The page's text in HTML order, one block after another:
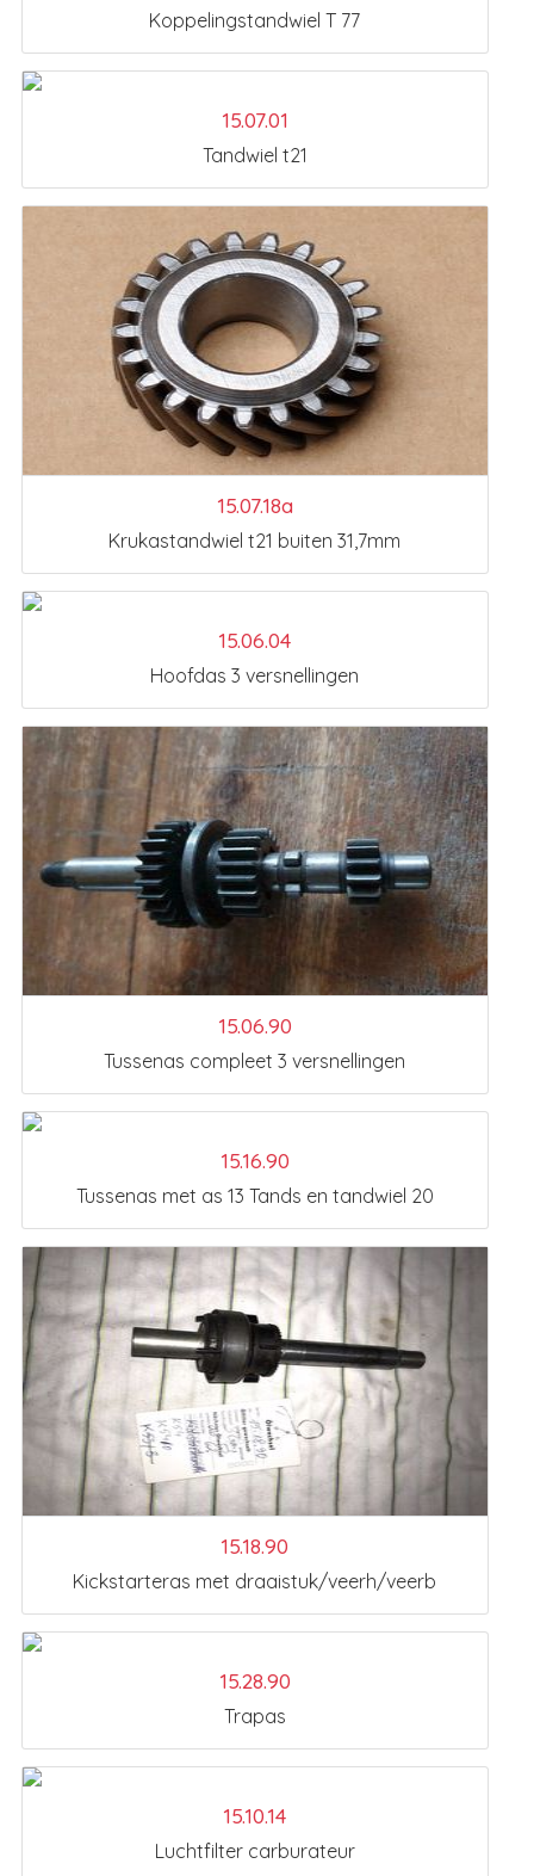
Koppelingstandwiel T 77
15.07.01
Tandwiel t21
15.07.18a
Krukastandwiel t21 buiten 31,7mm
15.06.04
Hoofdas 3 versnellingen
15.06.90
Tussenas compleet 3 versnellingen
15.16.90
Tussenas met as 13 Tands en tandwiel 20
15.18.90
Kickstarteras met draaistuk/veerh/veerb
15.28.90
Trapas
15.10.14
Luchtfilter carburateur